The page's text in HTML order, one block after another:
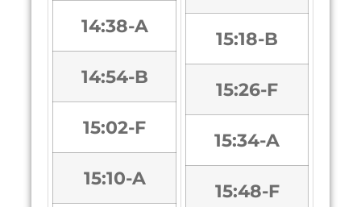
14:38-A
14:54-B
15:02-F
15:10-A
15:18-B
15:26-F
15:34-A
15:48-F